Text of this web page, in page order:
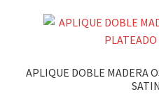
APLIQUE DOBLE MADERA